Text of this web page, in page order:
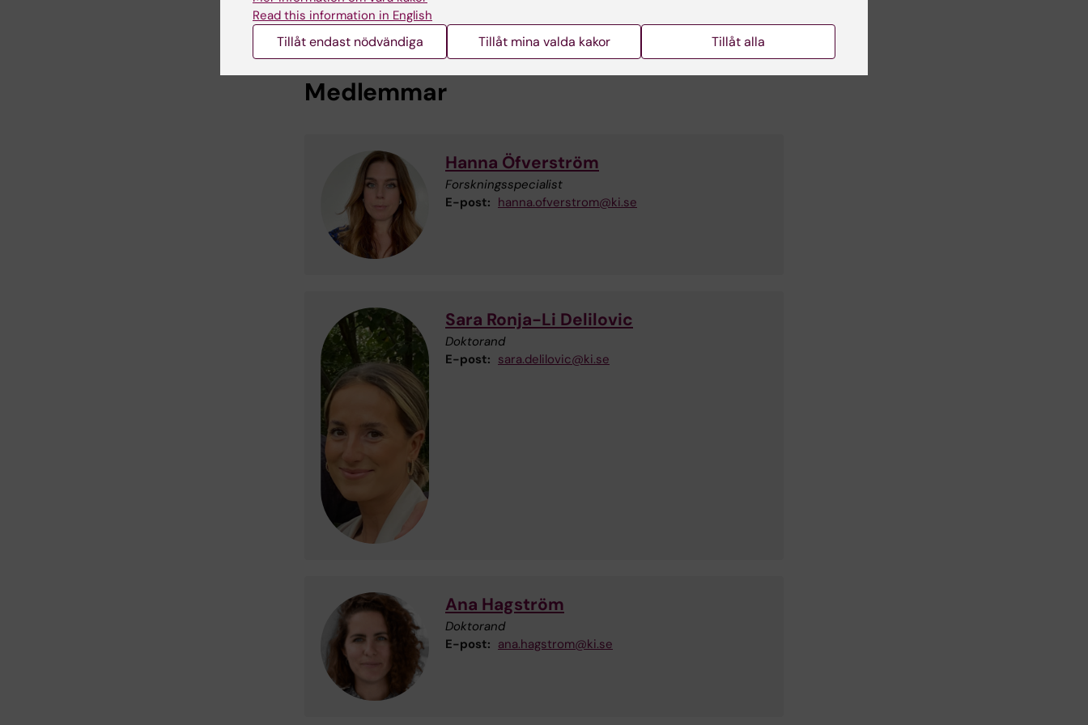
Medlemmar
Hanna Öfverström
Forskningsspecialist
E-post: hanna.ofverstrom@ki.se
Sara Ronja-Li Delilovic
Doktorand
E-post: sara.delilovic@ki.se
Ana Hagström
Doktorand
E-post: ana.hagstrom@ki.se
Read this information in English
Tillåt endast nödvändiga Tillåt mina valda kakor Tillåt alla